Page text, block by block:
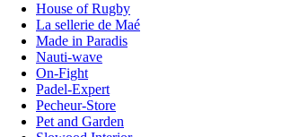
House of Rugby
La sellerie de Maé
Made in Paradis
Nauti-wave
On-Fight
Padel-Expert
Pecheur-Store
Pet and Garden